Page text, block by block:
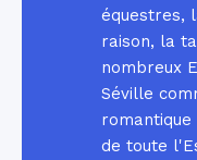
équestres,
raison, la
nombreux
Séville
de toute